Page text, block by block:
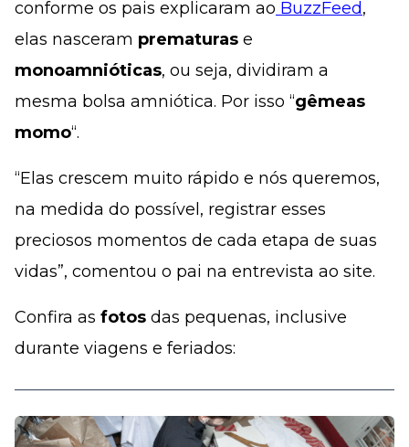
conforme os pais explicaram ao BuzzFeed,
elas nasceram prematuras e
monoamnióticas, ou seja, dividiram a
mesma bolsa amniótica. Por isso “gêmeas
momo“.
“Elas crescem muito rápido e nós queremos,
na medida do possível, registrar esses
preciosos momentos de cada etapa de suas
vidas”, comentou o pai na entrevista ao site.
Confira as fotos das pequenas, inclusive
durante viagens e feriados: